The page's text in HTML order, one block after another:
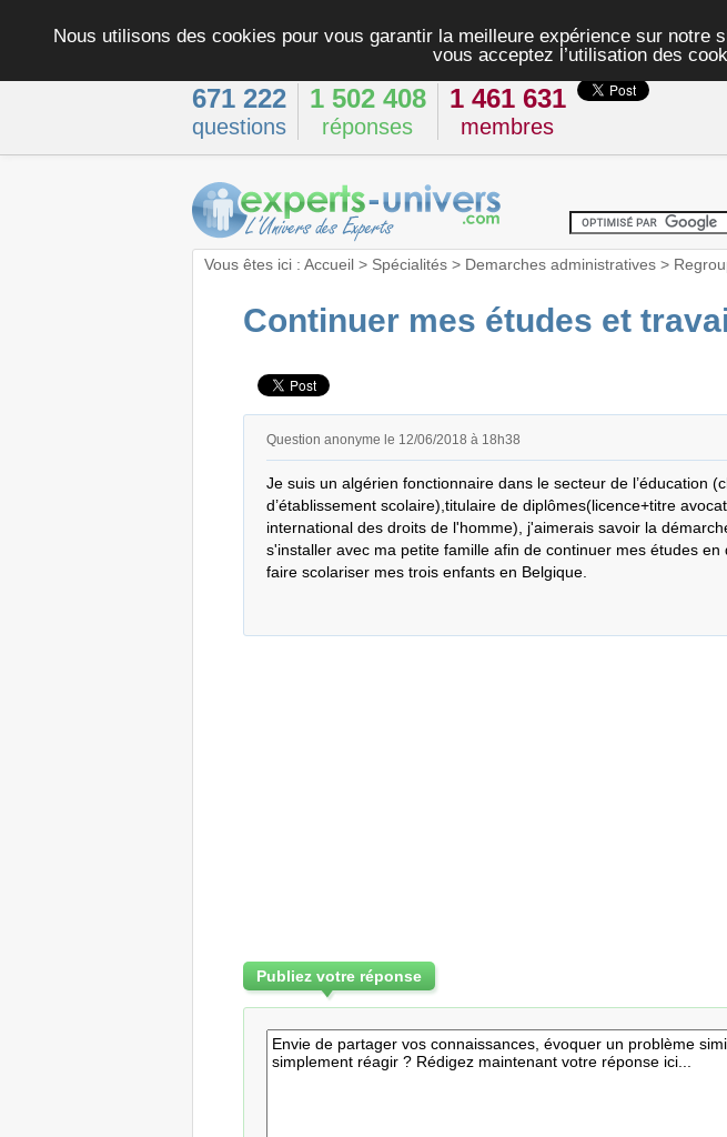
Nous utilisons des cookies pour vous garantir la meilleure expérience sur
vous acceptez l’utilisation des
671 222
questions
1 502 408
réponses
1 461 631
membres
Vous êtes ici : Accueil> Spécialités> Demarches administratives>
Continuer mes études et
Question anonyme le 12/06/2018 à 18h38
Je suis un algérien fonctionnaire dans le secteur de l’éducation
d’établissement scolaire),titulaire de diplômes(licence+titre
international des droits de l'homme), j'aimerais savoir la
s'installer avec ma petite famille afin de continuer mes études en
faire scolariser mes trois enfants en Belgique.
Publiez votre réponse